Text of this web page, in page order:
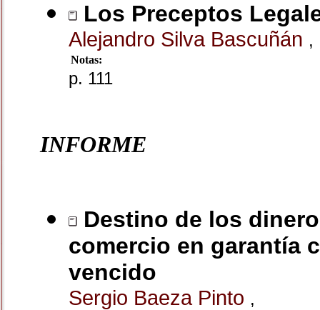
Los Preceptos
Alejandro Silva Bascuñán ,
Notas:
p. 111
INFORME
Destino de los
comercio en garantía
vencido
Sergio Baeza Pinto ,